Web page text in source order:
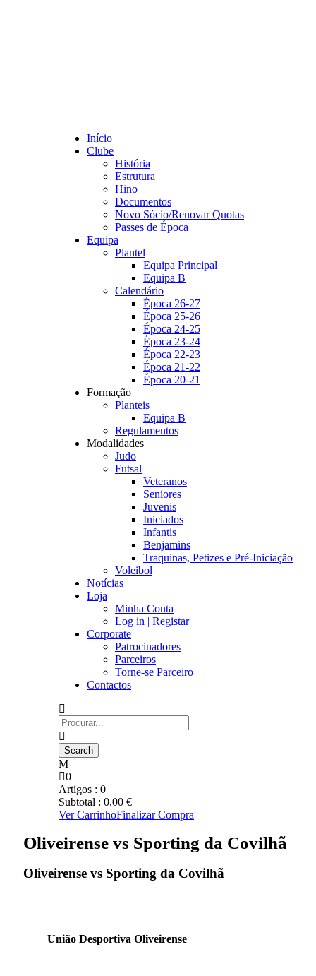
Início
Clube
História
Estrutura
Hino
Documentos
Novo Sócio/Renovar Quotas
Passes de Época
Equipa
Plantel
Equipa Principal
Equipa B
Calendário
Época 26-27
Época 25-26
Época 24-25
Época 23-24
Época 22-23
Época 21-22
Época 20-21
Formação
Planteis
Equipa B
Regulamentos
Modalidades
Judo
Futsal
Veteranos
Seniores
Juvenis
Iniciados
Infantis
Benjamins
Traquinas, Petizes e Pré-Iniciação
Voleibol
Notícias
Loja
Minha Conta
Log in | Registar
Corporate
Patrocinadores
Parceiros
Torne-se Parceiro
Contactos
0
Artigos : 0
Subtotal : 0,00 €
Ver CarrinhoFinalizar Compra
Oliveirense vs Sporting da Covilhã
Oliveirense vs Sporting da Covilhã
União Desportiva Oliveirense